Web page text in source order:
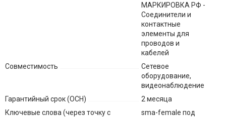
МАРКИРОВКА РФ -
Соединители и
контактные
элементы для
проводов и
кабелей
Совместимость
Сетевое
оборудование,
видеонаблюдение
Гарантийный срок (ОСН)
2 месяца
Ключевые слова (через точку с
sma-female под